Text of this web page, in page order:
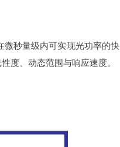
微秒量级内可实现光功率的快
度、动态范围与响应速度。